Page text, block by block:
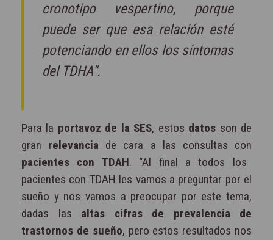
cronotipo vespertino, porque
puede ser que esa relación esté
potenciando en ellos los síntomas
del TDHA".
Para la portavoz de la SES, estos datos son de
gran relevancia de cara a las consultas con
pacientes con TDAH. “Al final a todos los
pacientes con TDAH les vamos a preguntar por el
sueño y nos vamos a preocupar por este tema,
dadas las altas cifras de prevalencia de
trastornos de sueño, pero estos resultados nos